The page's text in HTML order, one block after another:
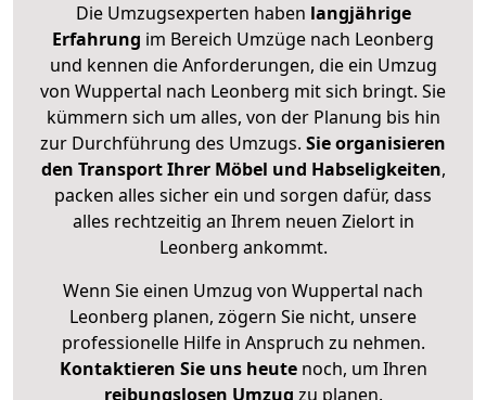
Die Umzugsexperten haben langjährige
Erfahrung im Bereich Umzüge nach Leonberg
und kennen die Anforderungen, die ein Umzug
von Wuppertal nach Leonberg mit sich bringt. Sie
kümmern sich um alles, von der Planung bis hin
zur Durchführung des Umzugs. Sie organisieren
den Transport Ihrer Möbel und Habseligkeiten,
packen alles sicher ein und sorgen dafür, dass
alles rechtzeitig an Ihrem neuen Zielort in
Leonberg ankommt.
Wenn Sie einen Umzug von Wuppertal nach
Leonberg planen, zögern Sie nicht, unsere
professionelle Hilfe in Anspruch zu nehmen.
Kontaktieren Sie uns heutenoch, um Ihren
reibungslosen Umzug zu planen.